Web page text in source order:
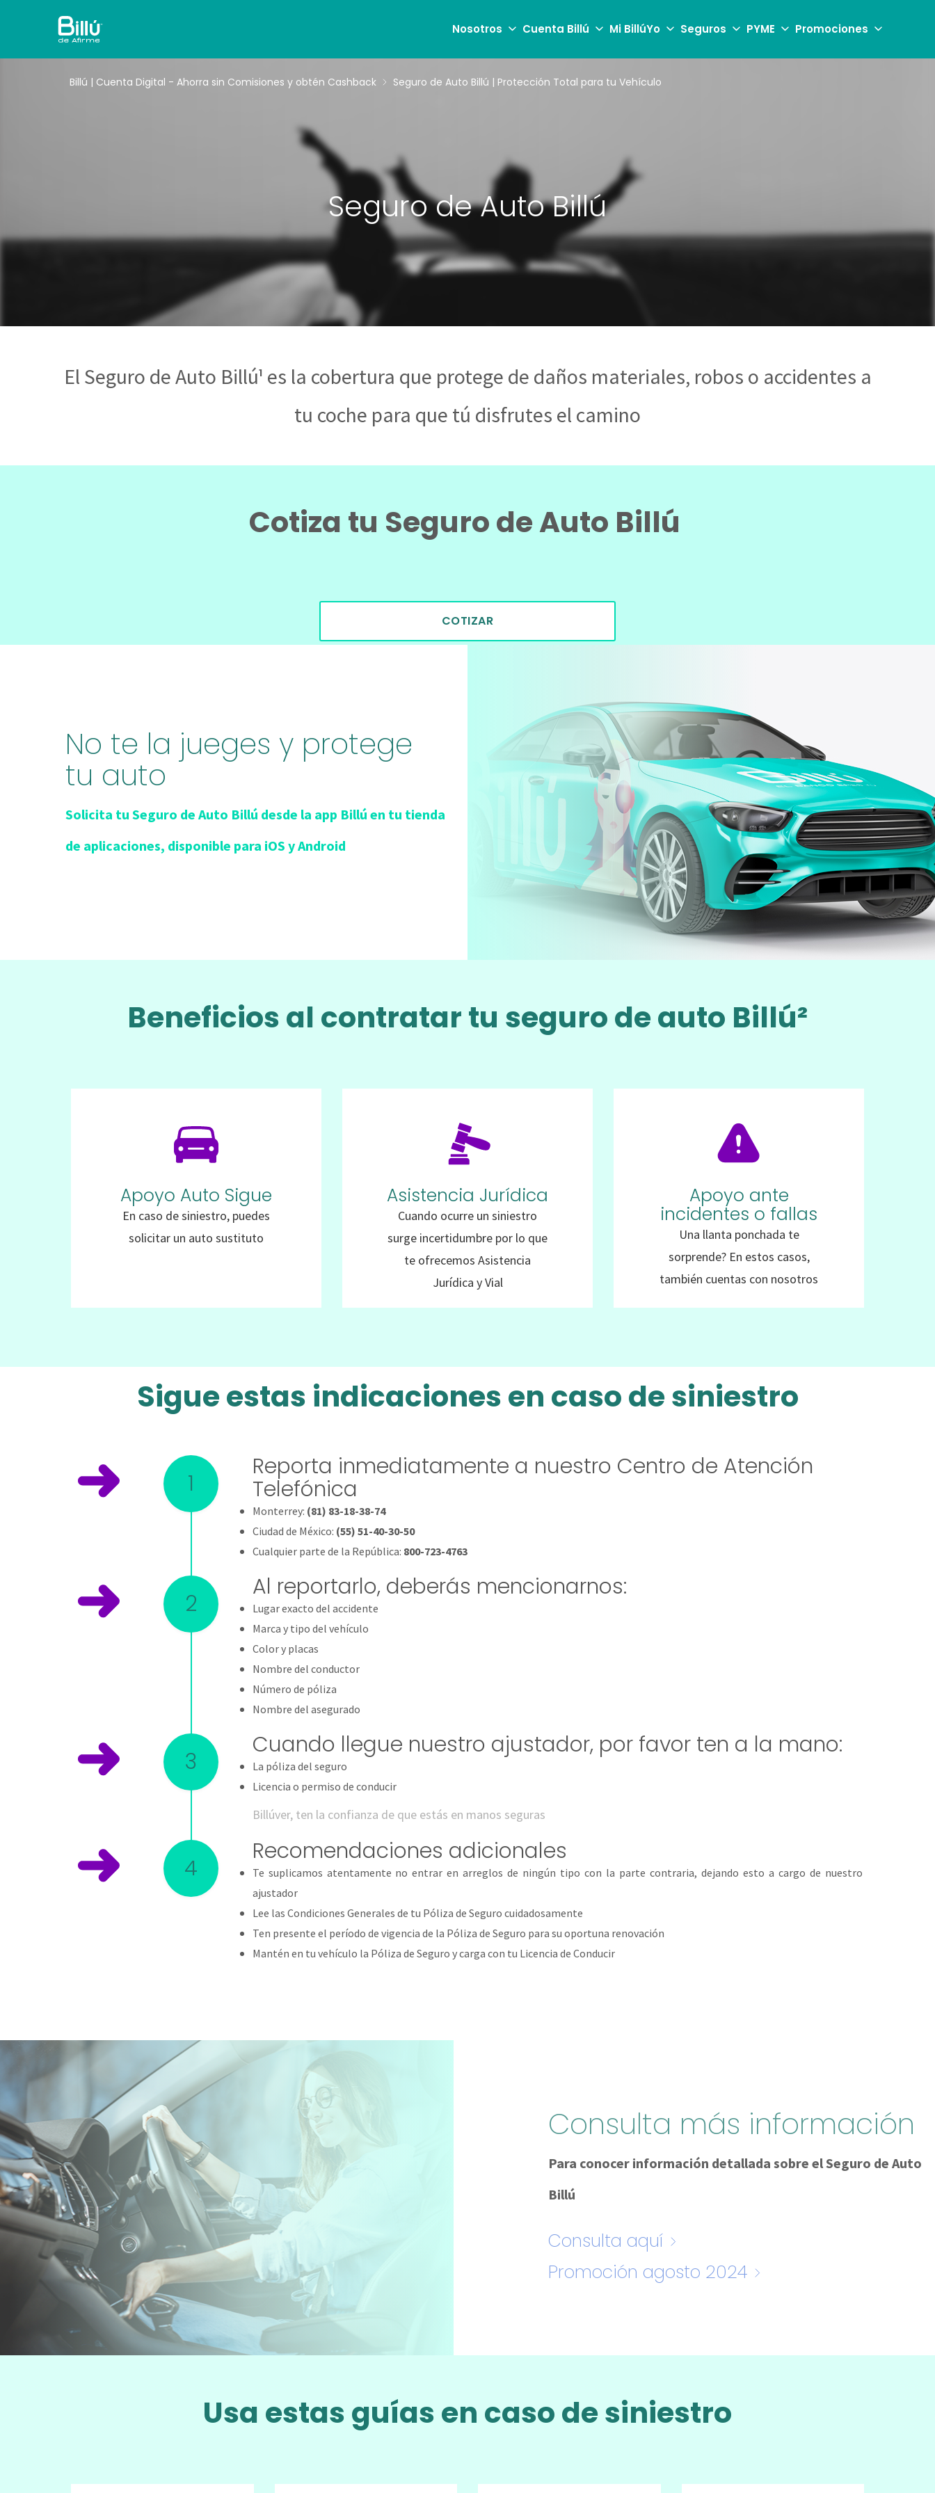
Nosotros Cuenta Billú Mi BillúYo Seguros PYME Promociones
Billú | Cuenta Digital - Ahorra sin Comisiones y obtén Cashback Seguro de Auto Billú | Protección Total para tu Vehículo
Seguro de Auto Billú
El Seguro de Auto Billú¹ es la cobertura que protege de daños materiales, robos o accidentes a
tu coche para que tú disfrutes el camino
Cotiza tu Seguro de Auto Billú
COTIZAR
No te la jueges y protege
tu auto
Solicita tu Seguro de Auto Billú desde la app Billú en tu tienda
de aplicaciones, disponible para iOS y Android
Beneficios al contratar tu seguro de auto Billú²
Apoyo Auto Sigue
En caso de siniestro, puedes
solicitar un auto sustituto
Asistencia Jurídica
Cuando ocurre un siniestro
surge incertidumbre por lo que
te ofrecemos Asistencia
Jurídica y Vial
Apoyo ante
incidentes o fallas
Una llanta ponchada te
sorprende? En estos casos,
también cuentas con nosotros
Sigue estas indicaciones en caso de siniestro
1
Reporta inmediatamente a nuestro Centro de Atención
Telefónica
Monterrey: (81) 83-18-38-74
Ciudad de México: (55) 51-40-30-50
Cualquier parte de la República: 800-723-4763
2
Al reportarlo, deberás mencionarnos:
Lugar exacto del accidente
Marca y tipo del vehículo
Color y placas
Nombre del conductor
Número de póliza
Nombre del asegurado
3
Cuando llegue nuestro ajustador, por favor ten a la mano:
La póliza del seguro
Licencia o permiso de conducir
Billúver, ten la confianza de que estás en manos seguras
4
Recomendaciones adicionales
Te suplicamos atentamente no entrar en arreglos de ningún tipo con la parte contraria, dejando esto a cargo de nuestro
ajustador
Lee las Condiciones Generales de tu Póliza de Seguro cuidadosamente
Ten presente el período de vigencia de la Póliza de Seguro para su oportuna renovación
Mantén en tu vehículo la Póliza de Seguro y carga con tu Licencia de Conducir
Consulta más información
Para conocer información detallada sobre el Seguro de Auto
Billú
Consulta aquí
Promoción agosto 2024
Usa estas guías en caso de siniestro